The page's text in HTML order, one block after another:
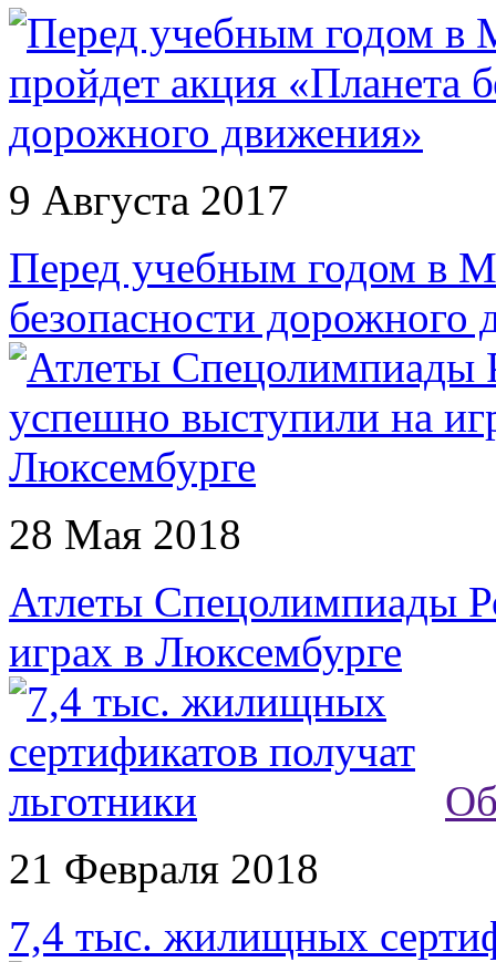
9 Августа 2017
Перед учебным годом в
безопасности дорожного
28 Мая 2018
Атлеты Спецолимпиады
играх в Люксембурге
21 Февраля 2018
7,4 тыс. жилищных